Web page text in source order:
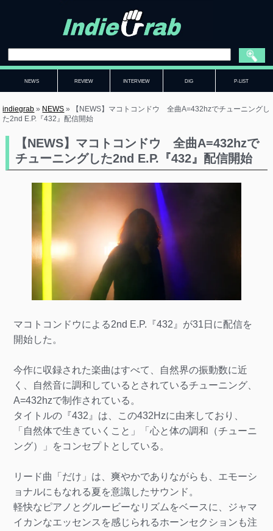
NEWS REVIEW INTERVIEW DIG P-LIST
indiegrab » NEWS »
【NEWS】マコトコンドウ 全曲A=432hzでチューニングし
た2nd E.P.『432』配信開始
【NEWS】マコトコンドウ 全曲A=432hzで
チューニングした2nd E.P.『432』配信開始
マコトコンドウによる2nd E.P.『432』が31日に配信を
開始した。
今作に収録された楽曲はすべて、自然界の振動数に近
く、自然音に調和しているとされているチューニング、
A=432hzで制作されている。
タイトルの『432』は、この432Hzに由来しており、
「自然体で生きていくこと」「心と体の調和（チューニ
ング）」をコンセプトとしている。
リード曲「だけ」は、爽やかでありながらも、エモーシ
ョナルにもなれる夏を意識したサウンド。
軽快なピアノとグルービーなリズムをベースに、ジャマ
イカンなエッセンスを感じられるホーンセクションも注